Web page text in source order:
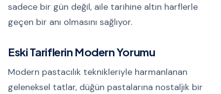
sadece bir gün değil, aile tarihine altın harflerle
geçen bir anı olmasını sağlıyor.
Eski Tariflerin Modern Yorumu
Modern pastacılık teknikleriyle harmanlanan
geleneksel tatlar, düğün pastalarına nostaljik bir